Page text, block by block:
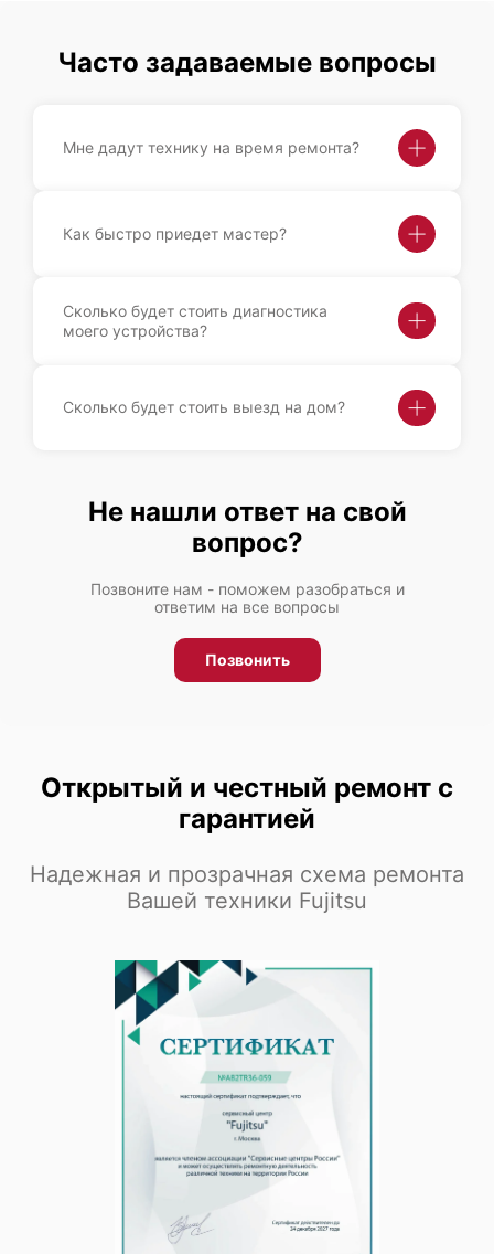
Fujitsu Primergy RX2540 M6
Fujitsu Primergy RX2540 M5
Fujitsu Primergy RX2540 M4
Fujitsu Primergy RX2540 M2
Fujitsu Primergy RX2540 M1
Часто задаваемые вопросы
Мне дадут технику на время ремонта?
Как быстро приедет мастер?
Сколько будет стоить диагностика
моего устройства?
Сколько будет стоить выезд на дом?
Не нашли ответ на свой
вопрос?
Позвоните нам - поможем разобраться и
ответим на все вопросы
Позвонить
Открытый и честный ремонт с
гарантией
Надежная и прозрачная схема ремонта
Вашей техники Fujitsu